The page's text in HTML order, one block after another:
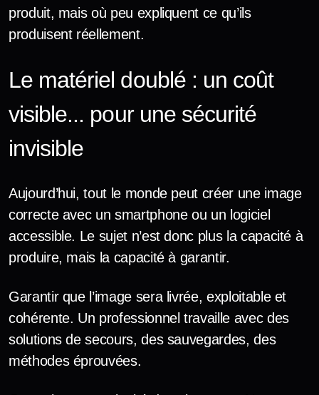
produit, mais où peu expliquent ce qu’ils
produisent réellement.
Le matériel doublé : un coût
visible... pour une sécurité
invisible
Aujourd’hui, tout le monde peut créer une image
correcte avec un smartphone ou un logiciel
accessible. Le sujet n’est donc plus la capacité à
produire, mais la capacité à garantir.
Garantir que l’image sera livrée, exploitable et
cohérente. Un professionnel travaille avec des
solutions de secours, des sauvegardes, des
méthodes éprouvées.